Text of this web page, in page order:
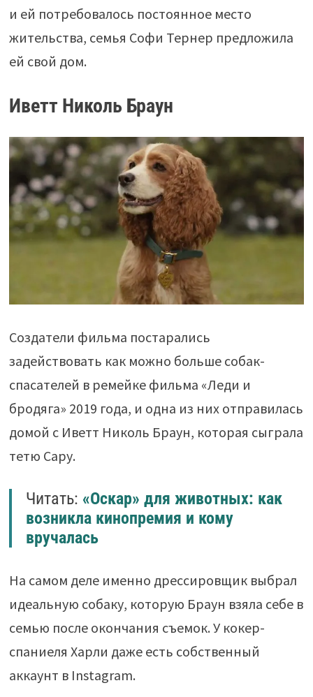
и ей потребовалось постоянное место
жительства, семья Софи Тернер предложила
ей свой дом.
Иветт Николь Браун
Создатели фильма постарались
задействовать как можно больше собак-
спасателей в ремейке фильма «Леди и
бродяга» 2019 года, и одна из них отправилась
домой с Иветт Николь Браун, которая сыграла
тетю Сару.
Читать: «Оскар» для животных: как
возникла кинопремия и кому
вручалась
На самом деле именно дрессировщик выбрал
идеальную собаку, которую Браун взяла себе в
семью после окончания съемок. У кокер-
спаниеля Харли даже есть собственный
аккаунт в Instagram.